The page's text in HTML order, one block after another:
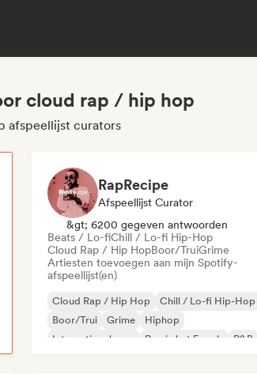
cloud rap / hip hop
afspeellijst curators
RapRecipe
Afspeellijst Curator
&gt; 6200 gegeven antwoorden
Beats / Lo-fiChill / Lo-fi Hip-Hop
Cloud Rap / Hip HopBoor/TruiGrime
Artiesten toevoegen aan mijn Spotify-
afspeellijst(en)
Cloud Rap / Hip Hop
Chill / Lo-fi Hip-Hop
Boor/Trui
Grime
Hiphop
Internationale rap
Rap in het Engels R&B